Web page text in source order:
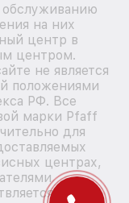
на них
центр в
центром.
не является
положениями
РФ. Все
марки Pfaff
для
центрах,
для